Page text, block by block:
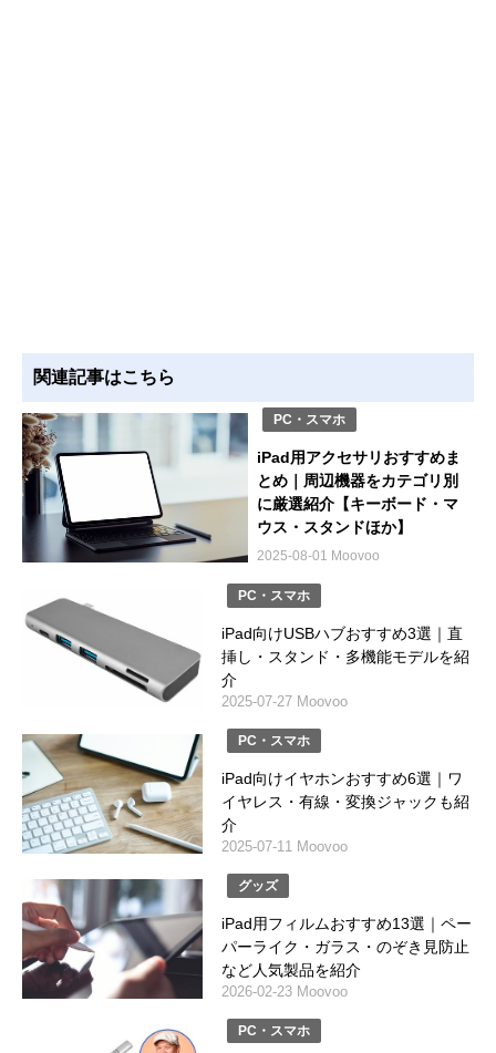
関連記事はこちら
PC・スマホ
iPad用アクセサリおすすめま
とめ｜周辺機器をカテゴリ別
に厳選紹介【キーボード・マ
ウス・スタンドほか】
2025-08-01 Moovoo
PC・スマホ
iPad向けUSBハブおすすめ3選｜直
挿し・スタンド・多機能モデルを紹
介
2025-07-27 Moovoo
PC・スマホ
iPad向けイヤホンおすすめ6選｜ワ
イヤレス・有線・変換ジャックも紹
介
2025-07-11 Moovoo
グッズ
iPad用フィルムおすすめ13選｜ペー
パーライク・ガラス・のぞき見防止
など人気製品を紹介
2026-02-23 Moovoo
PC・スマホ